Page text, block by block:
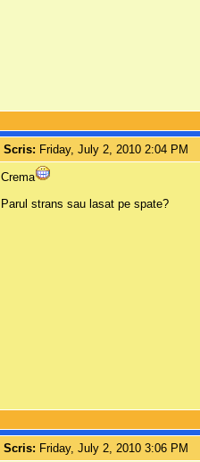
Scris: Friday, July 2, 2010 2:04 PM
Crema
Parul strans sau lasat pe spate?
Scris: Friday, July 2, 2010 3:06 PM